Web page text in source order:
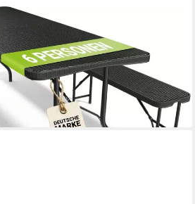
(3-tlg), wetterfest, zusammenklappbar,
dir